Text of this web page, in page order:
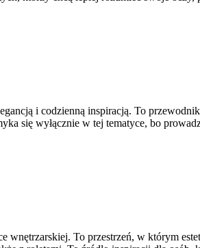
i codzienną inspiracją. To
się wyłącznie w tej tematyce, bo
wnętrzarskiej. To przestrzeń, w którym